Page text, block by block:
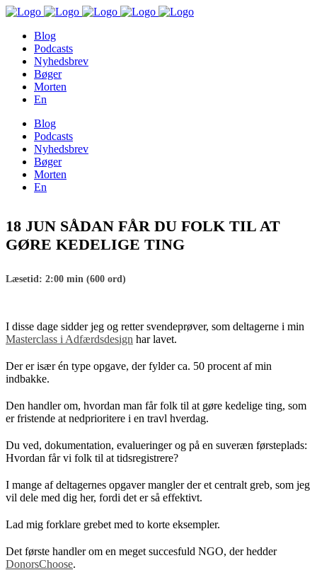
Blog
Podcasts
Nyhedsbrev
Bøger
Morten
En
Blog
Podcasts
Nyhedsbrev
Bøger
Morten
En
18 JUN SÅDAN FÅR DU FOLK TIL AT
GØRE KEDELIGE TING
Læsetid: 2:00 min (600 ord)
I disse dage sidder jeg og retter svendeprøver, som deltagerne i min
Masterclass i Adfærdsdesign har lavet.
Der er især én type opgave, der fylder ca. 50 procent af min
indbakke.
Den handler om, hvordan man får folk til at gøre kedelige ting, som
er fristende at nedprioritere i en travl hverdag.
Du ved, dokumentation, evalueringer og på en suveræn førsteplads:
Hvordan får vi folk til at tidsregistrere?
I mange af deltagernes opgaver mangler der et centralt greb, som jeg
vil dele med dig her, fordi det er så effektivt.
Lad mig forklare grebet med to korte eksempler.
Det første handler om en meget succesfuld NGO, der hedder
DonorsChoose.